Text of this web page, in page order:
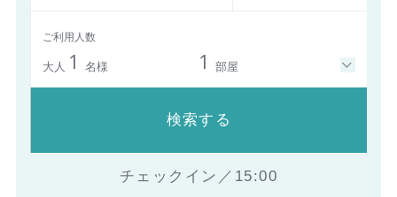
ご利用人数
大人 1 名様 1 部屋
検索する
チェックイン／15:00